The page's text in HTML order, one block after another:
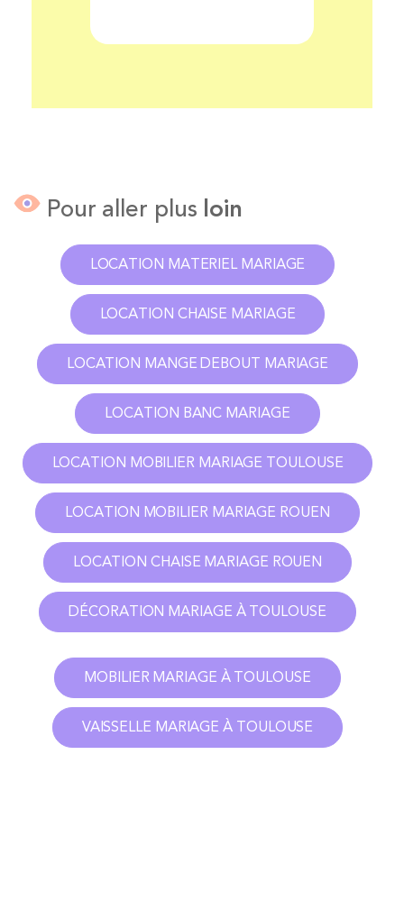
Pour aller plus loin
LOCATION MATERIEL MARIAGE
LOCATION CHAISE MARIAGE
LOCATION MANGE DEBOUT MARIAGE
LOCATION BANC MARIAGE
LOCATION MOBILIER MARIAGE TOULOUSE
LOCATION MOBILIER MARIAGE ROUEN
LOCATION CHAISE MARIAGE ROUEN
DÉCORATION MARIAGE À TOULOUSE
MOBILIER MARIAGE À TOULOUSE
VAISSELLE MARIAGE À TOULOUSE